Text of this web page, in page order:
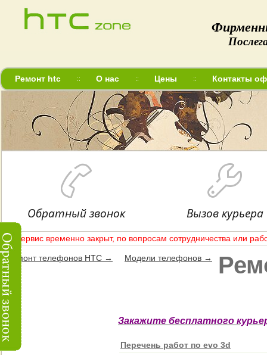
Ремонт htc О нас Цены Контакты
Обратный звонок Вызов курьера
Сервис временно закрыт, по вопросам сотрудничества или
Ремонт телефонов HTC → Модели телефонов →
Закажите бесплатного
Перечень работ по evo 3d